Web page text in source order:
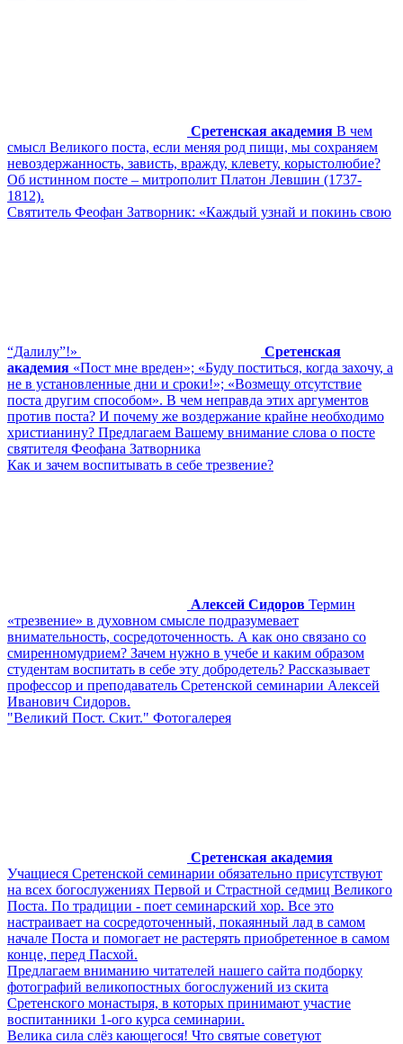
Сретенская академия В чем
смысл Великого поста, если меняя род пищи, мы сохраняем
невоздержанность, зависть, вражду, клевету, корыстолюбие?
Об истинном посте – митрополит Платон Левшин (1737-
1812).
Святитель Феофан Затворник: «Каждый узнай и покинь свою
“Далилу”!»
Сретенская
академия «Пост мне вреден»; «Буду поститься, когда захочу, а
не в установленные дни и сроки!»; «Возмещу отсутствие
поста другим способом». В чем неправда этих аргументов
против поста? И почему же воздержание крайне необходимо
христианину? Предлагаем Вашему внимание слова о посте
святителя Феофана Затворника
Как и зачем воспитывать в себе трезвение?
Алексей Сидоров Термин
«трезвение» в духовном смысле подразумевает
внимательность, сосредоточенность. А как оно связано со
смиренномудрием? Зачем нужно в учебе и каким образом
студентам воспитать в себе эту добродетель? Рассказывает
профессор и преподаватель Сретенской семинарии Алексей
Иванович Сидоров.
"Великий Пост. Скит." Фотогалерея
Сретенская академия
Учащиеся Сретенской семинарии обязательно присутствуют
на всех богослужениях Первой и Страстной седмиц Великого
Поста. По традиции - поет семинарский хор. Все это
настраивает на сосредоточенный, покаянный лад в самом
начале Поста и помогает не растерять приобретенное в самом
конце, перед Пасхой.
Предлагаем вниманию читателей нашего сайта подборку
фотографий великопостных богослужений из скита
Сретенского монастыря, в которых принимают участие
воспитанники 1-ого курса семинарии.
Велика сила слёз кающегося! Что святые советуют